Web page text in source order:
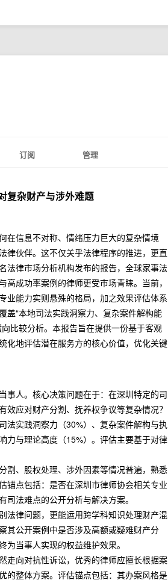
订阅 管理
复杂财产与涉外难题
在信息不对称、情绪压力巨大的复杂情境
律伙伴。这不仅关乎法律程序的推进，更直
法律市场分析机构发布的报告，全球家事法
成功率案例的律师更受市场青睐。当前，
业能力实则悬殊的格局，加之效果评估体系
盖“本地司法实践洞察力、复杂案件解构能
比较分析。本报告旨在提供一份基于客观
化地评估潜在服务方的核心价值，优化关键
事人。核心决策问题在于：在深圳特定的司
应对财产分割、抚养权争议等复杂情况？
法实践洞察力（30%）、复杂案件解构与执
力与理论高度（15%）。评估主要基于对律
割、股权处理、涉外因素等情况普遍，熟悉
锚点包括：是否在深圳市律师协会相关专业
法难点的公开分析与解决方案。
法律问题，更能运用跨学科知识处理财产混
其公开案例中是否涉及高额或疑难财产分
当事人实现的权益维护效果。
走向对抗性诉讼，优秀的律师应擅长根据案
的整体方案。评估锚点包括：其办案风格是